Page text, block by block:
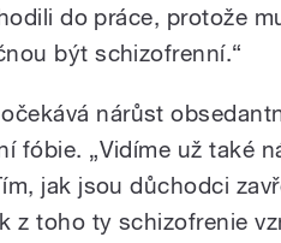
do práce, protože
být schizofrenní.“
nárůst
fóbie. „Vidíme už také
jak jsou důchodci
z toho ty schizofrenie